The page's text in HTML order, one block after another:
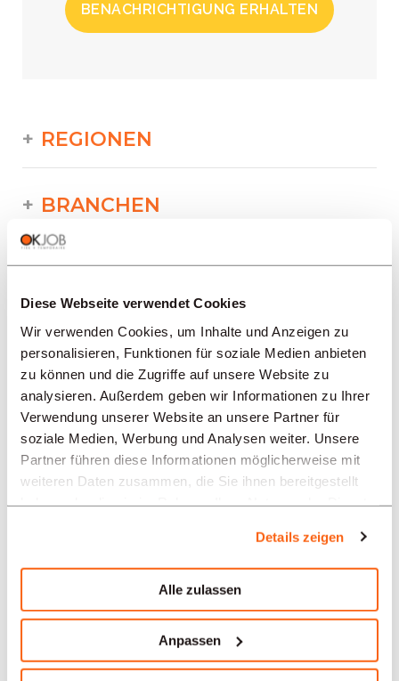
Diese Webseite verwendet Cookies
Wir verwenden Cookies, um Inhalte und Anzeigen zu
personalisieren, Funktionen für soziale Medien anbieten
zu können und die Zugriffe auf unsere Website zu
analysieren. Außerdem geben wir Informationen zu Ihrer
Verwendung unserer Website an unsere Partner für
soziale Medien, Werbung und Analysen weiter. Unsere
Partner führen diese Informationen möglicherweise mit
weiteren Daten zusammen, die Sie ihnen bereitgestellt
Details zeigen
Alle zulassen
Anpassen
BENACHRICHTIGUNG ERHALTEN
REGIONEN
BRANCHEN
PROFESSION
TYPE
SPRACHE
Industrie/Produktion/Versorgung/
Technik/Druckerei
Technik/Druckerei Biel
Stellenangebote
Industrie/Produktion/Versorgung/
Technik/Druckerei Mendrisio